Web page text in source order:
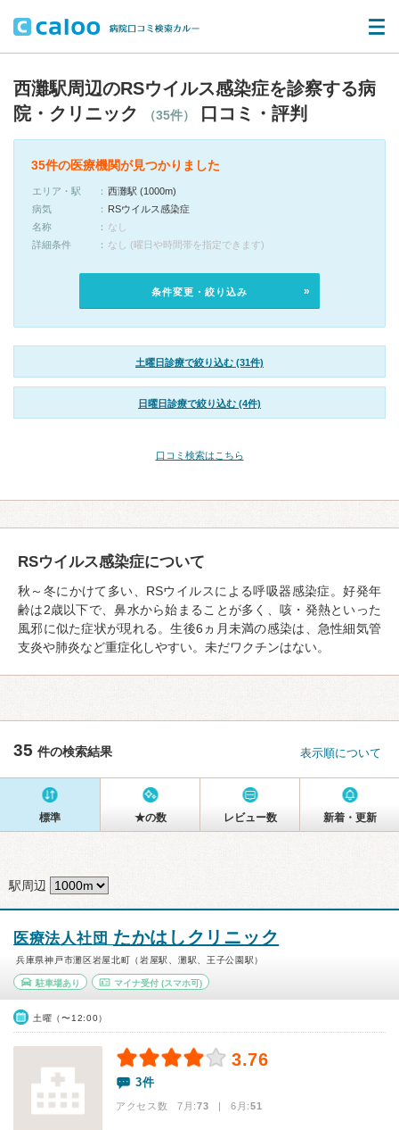
西灘駅周辺のRSウイルス感染症を診察する病
院・クリニック
（35件） 口コミ・評判
35件の医療機関が見つかりました
エリア・駅
西灘駅 (1000m)
病気
RSウイルス感染症
名称
なし
詳細条件
なし (曜日や時間帯を指定できます)
条件変更・絞り込み
土曜日診療で絞り込む (31件)
日曜日診療で絞り込む (4件)
口コミ検索はこちら
RSウイルス感染症について
秋～冬にかけて多い、RSウイルスによる呼吸器感染症。好発年
齢は2歳以下で、鼻水から始まることが多く、咳・発熱といった
風邪に似た症状が現れる。生後6ヵ月未満の感染は、急性細気管
支炎や肺炎など重症化しやすい。未だワクチンはない。
35 件の検索結果 表示順について
標準 ★の数 レビュー数 新着・更新
駅周辺
医療法人社団 たかはしクリニック
兵庫県神戸市灘区岩屋北町（岩屋駅、灘駅、王子公園駅）
駐車場あり マイナ受付(スマホ可)
土曜（〜12:00）
3.76
3件
アクセス数 7月:73 | 6月:51